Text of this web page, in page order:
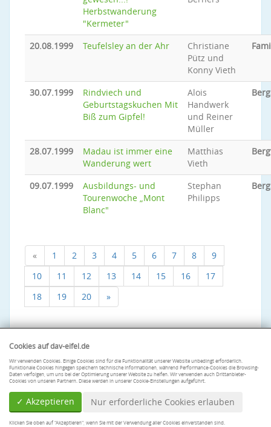
Herbstwanderung
"Kermeter"
20.08.1999 Teufelsley an der Ahr
Christiane
Pütz und
Konny Vieth
30.07.1999
Rindviech und
Geburtstagskuchen Mit
Biß zum Gipfel!
Alois
Handwerk
und Reiner
Müller
28.07.1999
Madau ist immer eine
Wanderung wert
Matthias
Vieth
09.07.1999
Ausbildungs- und
Tourenwoche „Mont
Blanc"
Stephan
Philipps
« 1 2 3 4 5 6 7 8
9
10
11 12 13 14 15 16
17
18
19 20 »
Cookies auf dav-eifel.de
Wir verwenden Cookies. Einige Cookies sind für die Funktionalität unserer Website unbedingt erforderlich.
Funktionale Cookies hingegen speichern technische Informationen, während Performance-Cookies die Browsing-
Daten verfolgen, um uns bei der Optimierung unserer Website zu helfen. Wir verwenden auch Drittanbieter-
Cookies von unseren Partnern. Diese werden in unserer Cookie-Einstellungen aufgeführt.
✓ Akzeptieren Nur erforderliche Cookies erlauben
Klicken Sie oben auf "Akzeptieren", wenn Sie mit der Verwendung aller Cookies einverstanden sind.